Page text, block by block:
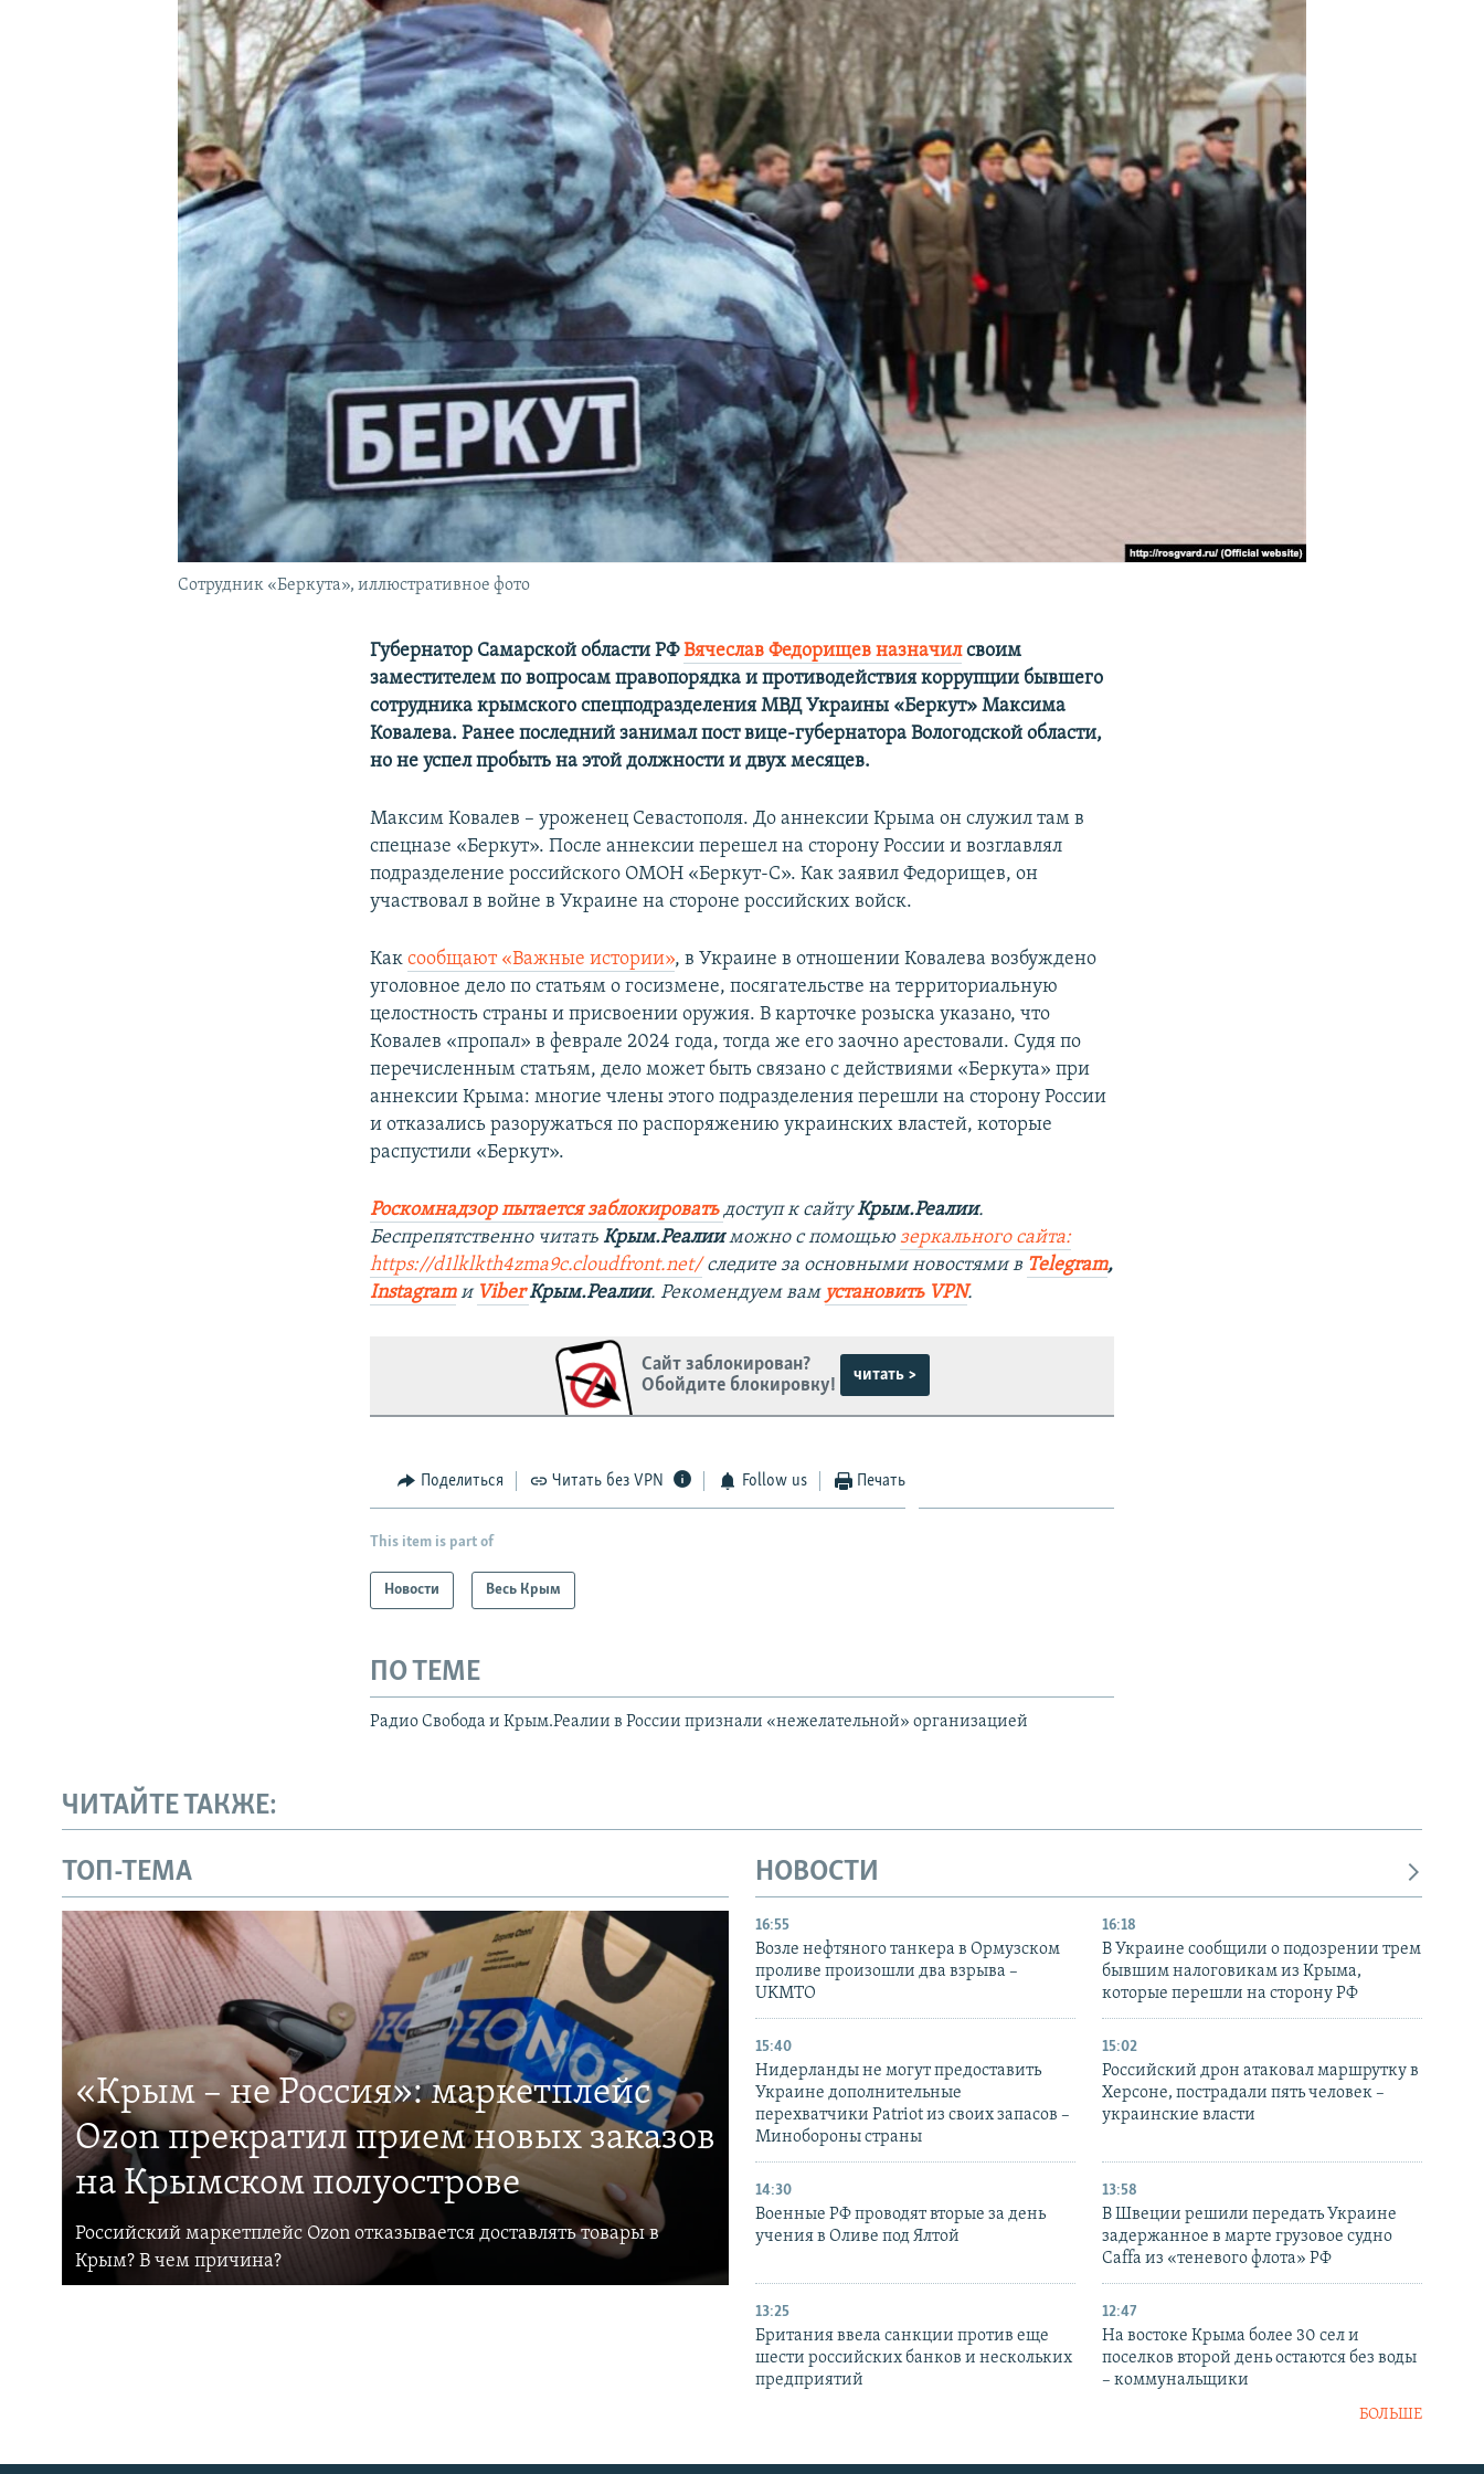
КРЫМ.НЕПОКОРЕННЫЙ
УКРАИНСКАЯ ПРОБЛЕМА КРЫМА
Сотрудник «Беркута», иллюстративное фото
Губернатор Самарской области РФВячеслав Федорищев назначилсвоим
заместителем по вопросам правопорядка и противодействия коррупции бывшего
сотрудника крымского спецподразделения МВД Украины «Беркут» Максима
Ковалева. Ранее последний занимал пост вице-губернатора Вологодской области,
но не успел пробыть на этой должности и двух месяцев.
Максим Ковалев – уроженец Севастополя. До аннексии Крыма он служил там в
спецназе «Беркут». После аннексии перешел на сторону России и возглавлял
подразделение российского ОМОН «Беркут-С». Как заявил Федорищев, он
участвовал в войне в Украине на стороне российских войск.
Каксообщают «Важные истории», в Украине в отношении Ковалева возбуждено
уголовное дело по статьям о госизмене, посягательстве на территориальную
целостность страны и присвоении оружия. В карточке розыска указано, что
Ковалев «пропал» в феврале 2024 года, тогда же его заочно арестовали. Судя по
перечисленным статьям, дело может быть связано с действиями «Беркута» при
аннексии Крыма: многие члены этого подразделения перешли на сторону России
и отказались разоружаться по распоряжению украинских властей, которые
распустили «Беркут».
Роскомнадзор пытается заблокировать доступ к сайтуКрым.Реалии.
Беспрепятственно читатьКрым.Реалииможно с помощьюзеркального сайта:
https://d1lklkth4zma9c.cloudfront.net/ следите за основными новостями в Telegram,
Instagramи Viber Крым.Реалии. Рекомендуем вам установить VPN.
Сайт заблокирован?
Обойдите блокировку!
читать >
Поделиться Читать без VPN Follow us Печать
This item is part of
Новости Весь Крым
ПО ТЕМЕ
Радио Свобода и Крым.Реалии в России признали «нежелательной» организацией
ЧИТАЙТЕ ТАКЖЕ:
ТОП-ТЕМА
«Крым – не Россия»: маркетплейс
Ozon прекратил прием новых заказов
на Крымском полуострове
Российский маркетплейс Ozon отказывается доставлять товары в
Крым? В чем причина?
НОВОСТИ
16:55
Возле нефтяного танкера в Ормузском
проливе произошли два взрыва –
UKMTO
16:18
В Украине сообщили о подозрении трем
бывшим налоговикам из Крыма,
которые перешли на сторону РФ
15:40
Нидерланды не могут предоставить
Украине дополнительные
перехватчики Patriot из своих запасов –
Минобороны страны
15:02
Российский дрон атаковал маршрутку в
Херсоне, пострадали пять человек –
украинские власти
14:30
Военные РФ проводят вторые за день
учения в Оливе под Ялтой
13:58
В Швеции решили передать Украине
задержанное в марте грузовое судно
Caffa из «теневого флота» РФ
13:25
Британия ввела санкции против еще
шести российских банков и нескольких
предприятий
12:47
На востоке Крыма более 30 сел и
поселков второй день остаются без воды
– коммунальщики
БОЛЬШЕ